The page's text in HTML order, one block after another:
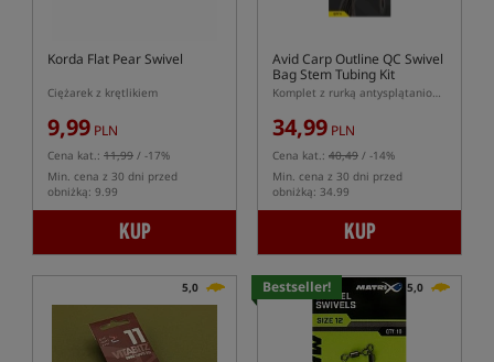
Korda Flat Pear Swivel
Ciężarek z krętlikiem
9,99 PLN
Cena kat.: 11,99 / -17%
Min. cena z 30 dni przed
obniżką: 9.99
KUP
Avid Carp Outline QC Swivel
Bag Stem Tubing Kit
Komplet z rurką antysplątaniową oraz systemami QC Swivel Bag Stem
34,99 PLN
Cena kat.: 40,49 / -14%
Min. cena z 30 dni przed
obniżką: 34.99
KUP
5,0 Bestseller! 5,0